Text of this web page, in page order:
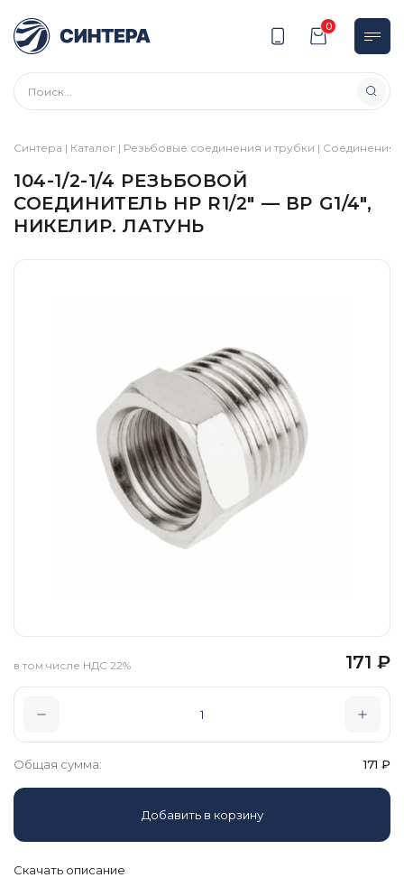
0
Синтера | Каталог | Резьбовые соединения и трубки | Соединения
104-1/2-1/4 РЕЗЬБОВОЙ
СОЕДИНИТЕЛЬ НР R1/2″ — ВР G1/4″,
НИКЕЛИР. ЛАТУНЬ
171 ₽
в том числе НДС 22%
Общая сумма: 171 ₽
Добавить в корзину
Скачать описание